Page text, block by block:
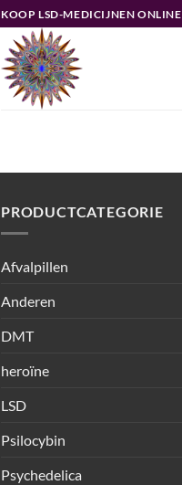
KOOP LSD-MEDICIJNEN ONLINE
PRODUCTCATEGORIE
Afvalpillen
Anderen
DMT
heroïne
LSD
Psilocybin
Psychedelica